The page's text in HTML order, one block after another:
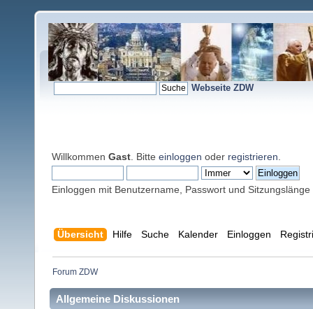
Webseite ZDW
Willkommen Gast . Bitte einloggen oder registrieren
Einloggen mit Benutzername, Passwort und Sitzungslänge
Übersicht Hilfe Suche Kalender Einloggen
Forum ZDW
Allgemeine Diskussionen